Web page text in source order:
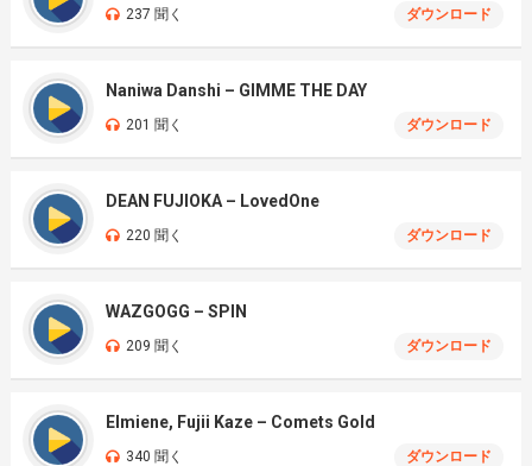
237 聞く ダウンロード
Naniwa Danshi – GIMME THE DAY
201 聞く ダウンロード
DEAN FUJIOKA – LovedOne
220 聞く ダウンロード
WAZGOGG – SPIN
209 聞く ダウンロード
Elmiene, Fujii Kaze – Comets Gold
340 聞く ダウンロード